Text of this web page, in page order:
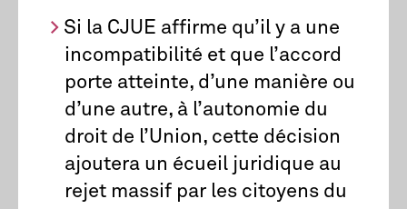
Si la CJUE affirme qu’il y a une
incompatibilité et que l’accord
porte atteinte, d’une manière ou
d’une autre, à l’autonomie du
droit de l’Union, cette décision
ajoutera un écueil juridique au
rejet massif par les citoyens du